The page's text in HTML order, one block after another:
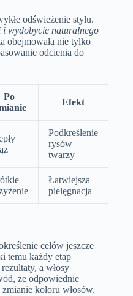
odświeżenie stylu.
i wydobycie naturalnego
obejmowała nie tylko
odcienia do
Po
Efekt
Podkreślenie
rysów
twarzy
Łatwiejsza
pielęgnacja
celów jeszcze
temu każdy etap
a włosy
że odpowiednie
koloru włosów.